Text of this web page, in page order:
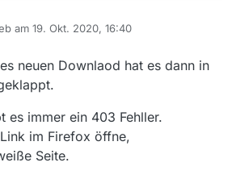
am 19. Okt. 2020, 16:40
editiert von
neuen Downlaod hat es dann in
es immer ein 403 Fehller.
im Firefox öffne,
Seite.